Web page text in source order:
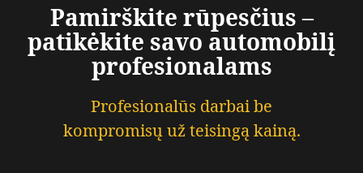
Pamirškite rūpesčius –
patikėkite savo automobilį
profesionalams
Profesionalūs darbai be
kompromisų už teisingą kainą.